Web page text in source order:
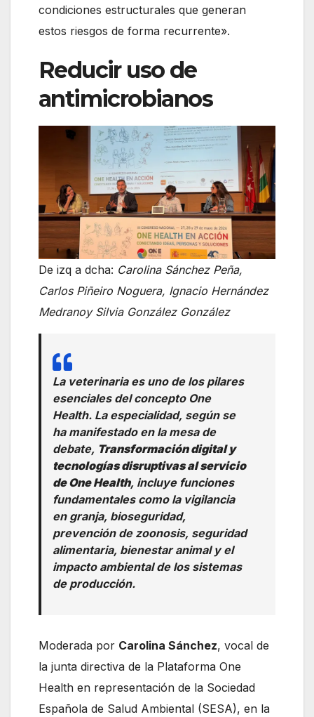
condiciones estructurales que generan
estos riesgos de forma recurrente».
Reducir uso de
antimicrobianos
De izq a dcha: Carolina Sánchez Peña,
Carlos Piñeiro Noguera, Ignacio Hernández
Medranoy Silvia González González
La veterinaria es uno de los pilares
esenciales del concepto One
Health. La especialidad, según se
ha manifestado en la mesa de
debate, Transformación digital y
tecnologías disruptivas al servicio
de One Health, incluye funciones
fundamentales como la vigilancia
en granja, bioseguridad,
prevención de zoonosis, seguridad
alimentaria, bienestar animal y el
impacto ambiental de los sistemas
de producción.
Moderada por Carolina Sánchez, vocal de
la junta directiva de la Plataforma One
Health en representación de la Sociedad
Española de Salud Ambiental (SESA), en la